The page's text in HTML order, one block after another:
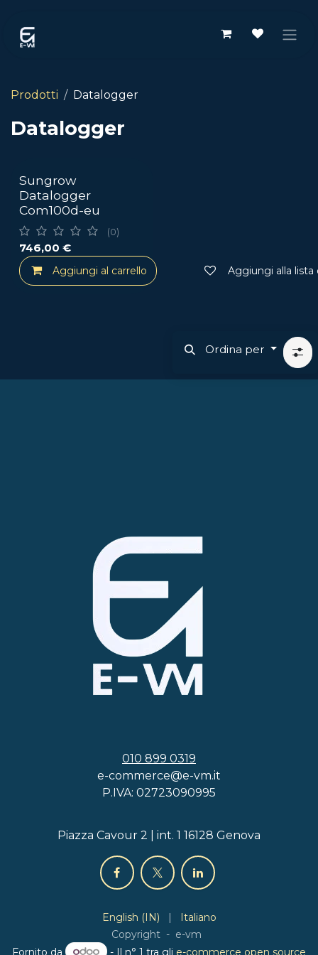
Prodotti Datalogger
Datalogger
Sungrow
Datalogger
Com100d-eu
(0)
746,00 €
Aggiungi al carrello Aggiungi alla lista
Ordina per
010 899 0319
e-commerce@e-vm.it
P.IVA: 02723090995
Piazza Cavour 2 | int. 1 16128 Genova
Copyright - e-vm
English (IN) | Italiano
Fornito da - Il n° 1 tra gli e-commerce open source